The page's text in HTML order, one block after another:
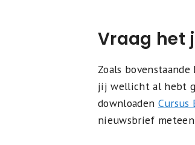
Vraag het
Zoals
jij wellicht al hebt
downloaden Cursus
nieuwsbrief